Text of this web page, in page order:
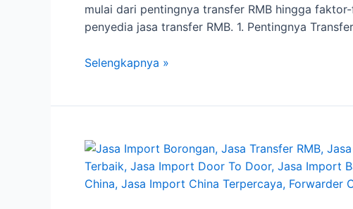
mulai dari pentingnya transfer RMB hingga
penyedia jasa transfer RMB. 1. Pentingnya
Pentingnya
Selengkapnya »